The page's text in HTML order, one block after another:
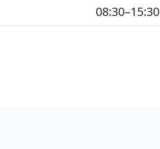
08:30–15:30